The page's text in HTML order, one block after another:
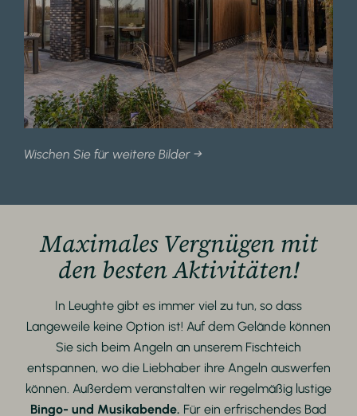
Wischen Sie für weitere Bilder →
Maximales Vergnügen mit
den besten Aktivitäten!
In Leughte gibt es immer viel zu tun, so dass
Langeweile keine Option ist! Auf dem Gelände können
Sie sich beim Angeln an unserem Fischteich
entspannen, wo die Liebhaber ihre Angeln auswerfen
können. Außerdem veranstalten wir regelmäßig lustige
Bingo- und Musikabende. Für ein erfrischendes Bad